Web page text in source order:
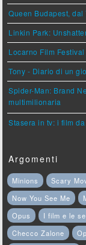
Queen Budapest,
Linkin Park:
Locarno Film
Tony - Diario di un
Spider-Man: Brand
multimilionaria
Stasera in tv: i film
Argomenti
Minions Scary
Now You See Me
Opus
I film e le
Checco Zalone